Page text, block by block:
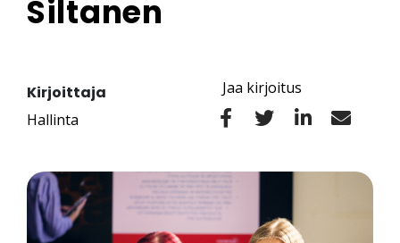
Siltanen
Kirjoittaja
Hallinta
Jaa kirjoitus